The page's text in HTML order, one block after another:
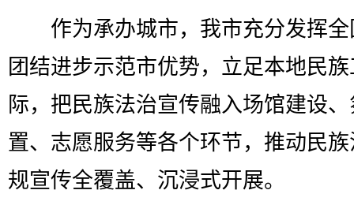
作为承办城市，我市充分发挥全
团结进步示范市优势，立足本地民
际，把民族法治宣传融入场馆建设
置、志愿服务等各个环节，推动民
规宣传全覆盖、沉浸式开展。